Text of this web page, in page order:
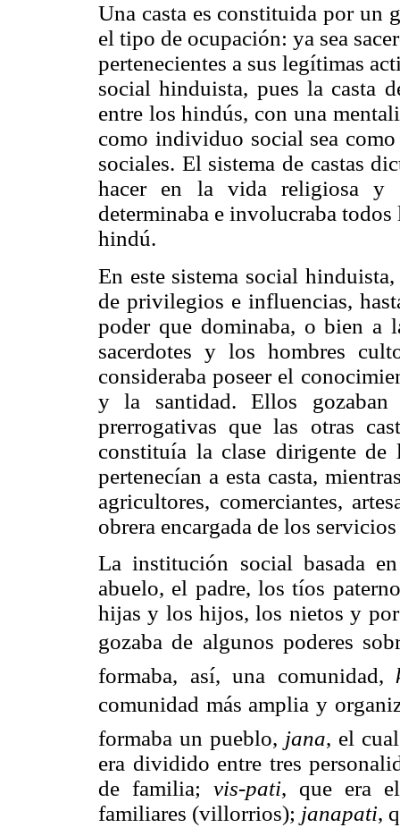
Una casta es constituida por un
el tipo de ocupación: ya sea
pertenecientes a sus legítimas
social hinduista, pues la casta
entre los hindús, con una
como individuo social sea
sociales. El sistema de castas
hacer en la vida religiosa y
determinaba e involucraba
hindú.
En este sistema social
de privilegios e influencias,
poder que dominaba, o bien a
sacerdotes y los hombres
consideraba poseer el
y la santidad. Ellos
prerrogativas que las otras
constituía la clase dirigente de
pertenecían a esta casta,
agricultores, comerciantes,
obrera encargada de los
La institución social basada
abuelo, el padre, los tíos
hijas y los hijos, los nietos y
gozaba de algunos poderes
formaba, así, una comunidad,
comunidad más amplia y
formaba un pueblo, jana, el
era dividido entre tres
de familia; vis-pati, que era
familiares (villorrios); janapati,